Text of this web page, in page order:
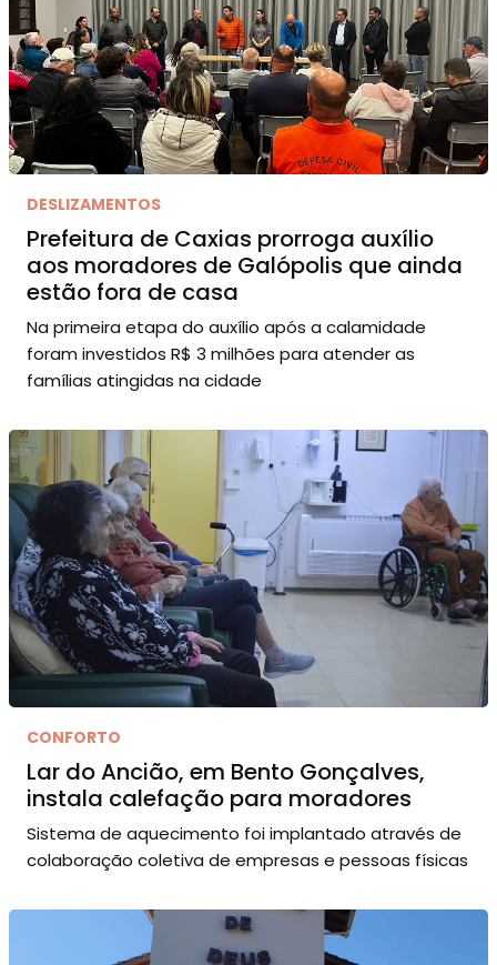
DESLIZAMENTOS
Prefeitura de Caxias prorroga auxílio
aos moradores de Galópolis que ainda
estão fora de casa
Na primeira etapa do auxílio após a calamidade
foram investidos R$ 3 milhões para atender as
famílias atingidas na cidade
CONFORTO
Lar do Ancião, em Bento Gonçalves,
instala calefação para moradores
Sistema de aquecimento foi implantado através de
colaboração coletiva de empresas e pessoas físicas